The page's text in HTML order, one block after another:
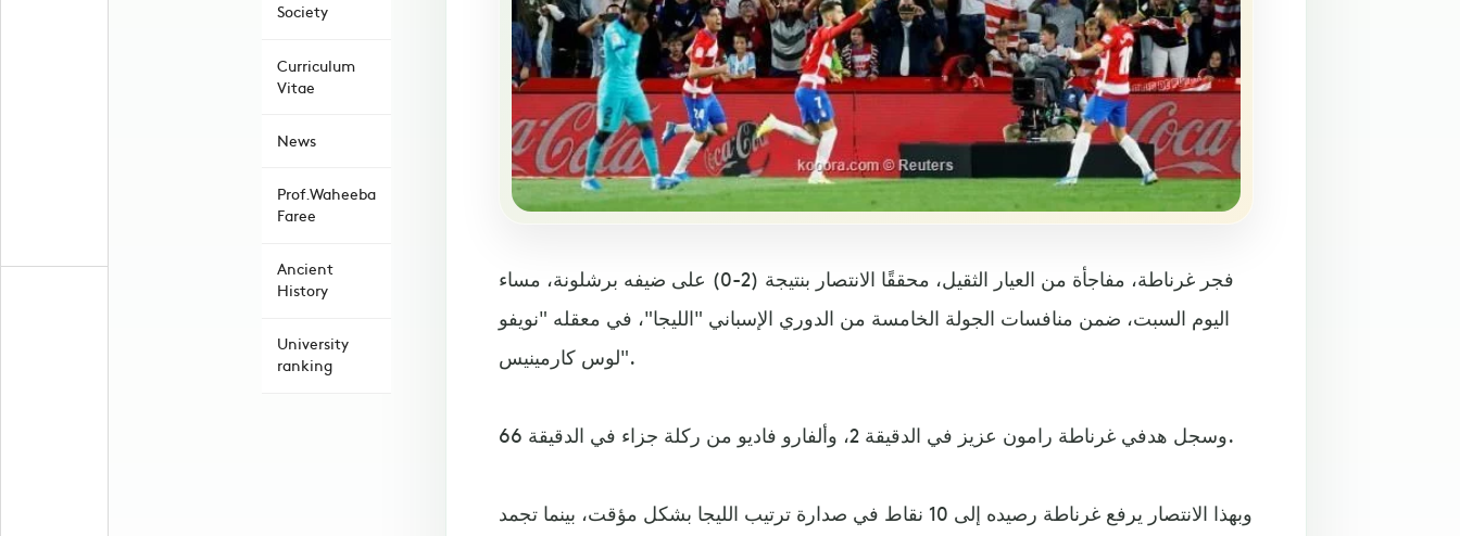
Society
Curriculum
Vitae
News
Prof.Waheeba
Faree
Ancient
History
University
ranking
فجر غرناطة، مفاجأة من العيار الثقيل، محققًا الانتصار بنتيجة (2-0) على ضيفه برشلونة، مساء
اليوم السبت، ضمن منافسات الجولة الخامسة من الدوري الإسباني "الليجا"، في معقله "نويفو
لوس كارمينيس".
وسجل هدفي غرناطة رامون عزيز في الدقيقة 2، وألفارو فاديو من ركلة جزاء في الدقيقة 66.
وبهذا الانتصار يرفع غرناطة رصيده إلى 10 نقاط في صدارة ترتيب الليجا بشكل مؤقت، بينما تجمد